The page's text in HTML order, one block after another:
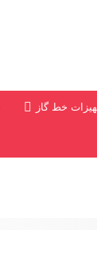
خط گاز